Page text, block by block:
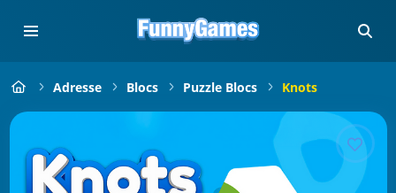
Adresse Blocs Puzzle Blocs Knots